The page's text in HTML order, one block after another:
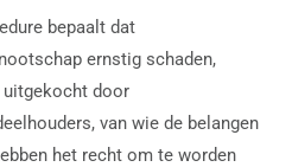
bepaalt dat
ernstig schaden,
uitgekocht door
van wie de belangen
het recht om te worden